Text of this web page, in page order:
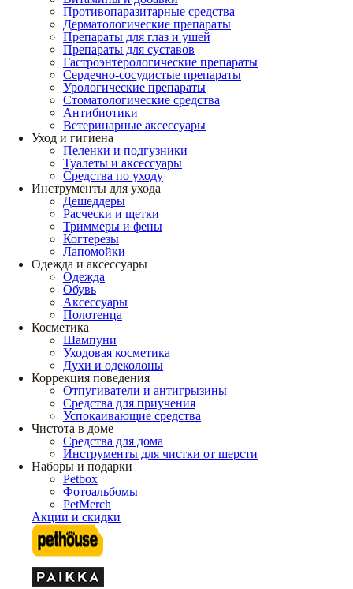
Противопаразитарные средства
Дерматологические препараты
Препараты для глаз и ушей
Препараты для суставов
Гастроэнтерологические препараты
Сердечно-сосудистые препараты
Урологические препараты
Стоматологические средства
Антибиотики
Ветеринарные аксессуары
Уход и гигиена
Пеленки и подгузники
Туалеты и аксессуары
Средства по уходу
Инструменты для ухода
Дешеддеры
Расчески и щетки
Триммеры и фены
Когтерезы
Лапомойки
Одежда и аксессуары
Одежда
Обувь
Аксессуары
Полотенца
Косметика
Шампуни
Уходовая косметика
Духи и одеколоны
Коррекция поведения
Отпугиватели и антигрызины
Средства для приучения
Успокаивающие средства
Чистота в доме
Средства для дома
Инструменты для чистки от шерсти
Наборы и подарки
Petbox
Фотоальбомы
PetMerch
Акции и скидки